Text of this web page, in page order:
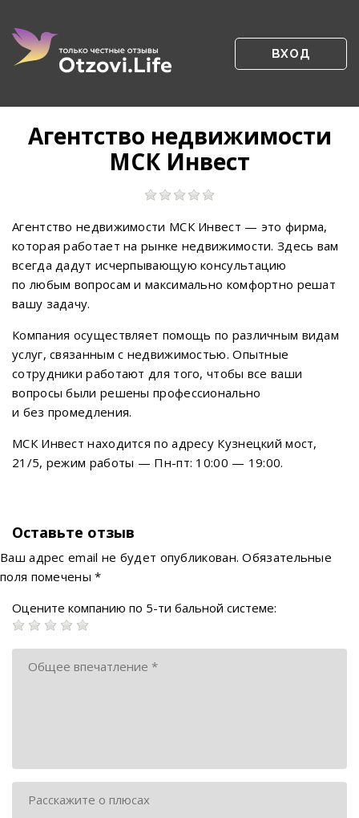
ВХОД
Агентство недвижимости
МСК Инвест
Агентство недвижимости МСК Инвест — это фирма,
которая работает на рынке недвижимости. Здесь вам
всегда дадут исчерпывающую консультацию
по любым вопросам и максимально комфортно решат
вашу задачу.
Компания осуществляет помощь по различным видам
услуг, связанным с недвижимостью. Опытные
сотрудники работают для того, чтобы все ваши
вопросы были решены профессионально
и без промедления.
МСК Инвест находится по адресу Кузнецкий мост,
21/5, режим работы — Пн-пт: 10:00 — 19:00.
Оставьте отзыв
Ваш адрес email не будет опубликован. Обязательные
поля помечены*
Оцените компанию по 5-ти бальной системе: